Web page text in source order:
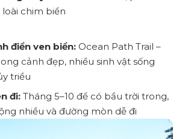
loài chim biển
điển ven biển: Ocean Path Trail –
cảnh đẹp, nhiều sinh vật sống
triều
đi: Tháng 5–10 để có bầu trời trong,
nhiều và đường mòn dễ đi